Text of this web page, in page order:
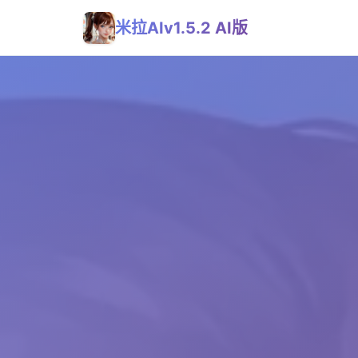
米拉AIv1.5.2 AI版